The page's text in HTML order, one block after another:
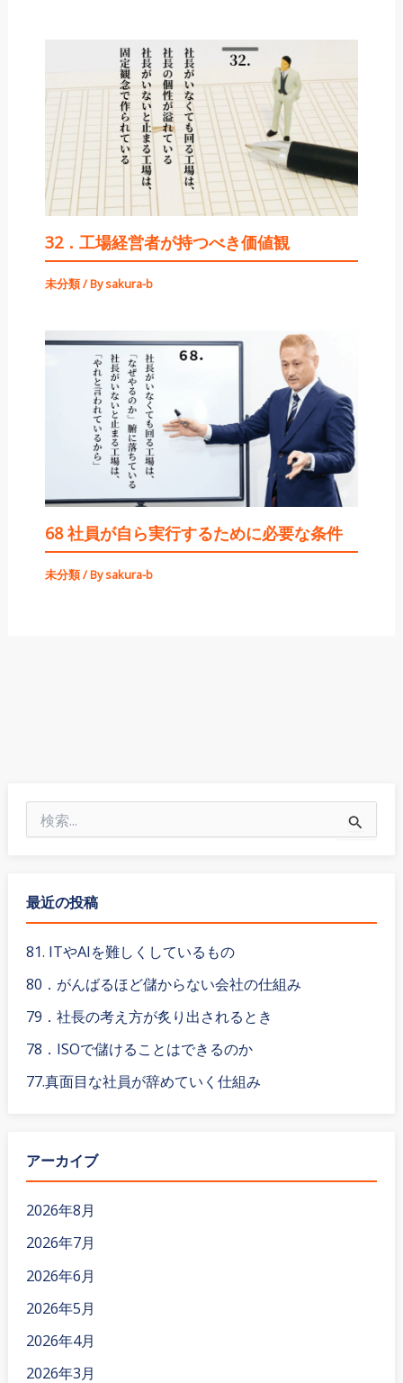
索
最近の投稿
81. ITやAIを難しくしているもの
80．がんばるほど儲からない会社の仕組み
79．社長の考え方が炙り出されるとき
78．ISOで儲けることはできるのか
77.真面目な社員が辞めていく仕組み
アーカイブ
2026年8月
2026年7月
2026年6月
2026年5月
2026年4月
2026年3月
32．工場経営者が持つべき価値観
未分類/ Bysakura-b
68 社員が自ら実行するために必要な条件
未分類/ Bysakura-b